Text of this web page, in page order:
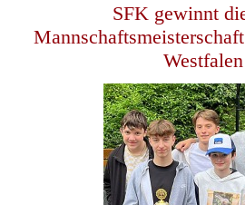
SFK gewinnt
Westfalen